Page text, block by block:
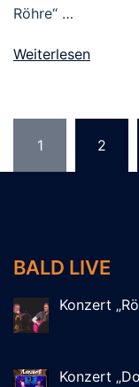
Röhre“ …
Weiterlesen
der
Beiträge
1 2
BALD LIVE
Konzert
Konzert